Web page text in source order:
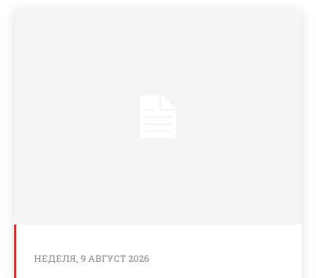
НЕДЕЛЯ, 9 АВГУСТ 2026